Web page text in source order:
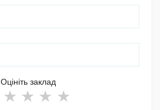
Оцініть заклад